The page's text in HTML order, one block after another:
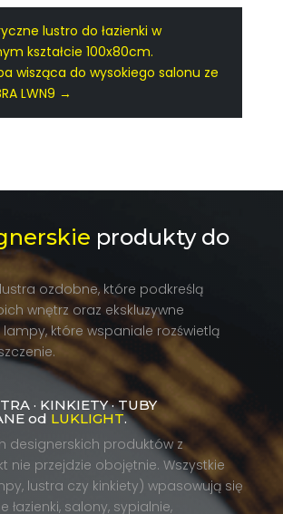
lustro do łazienki w
kształcie 100x80cm.
wisząca do wysokiego salonu ze
LWN9 →
produkty do
ozdobne, które podkreślą
wnętrz oraz ekskluzywne
które wspaniale rozświetlą
· KINKIETY · TUBY
od LUKLIGHT.
designerskich produktów z
nie przejdzie obojętnie. Wszystkie
lustra czy kinkiety) wpasowują się
łazienki, salony, sypialnie,